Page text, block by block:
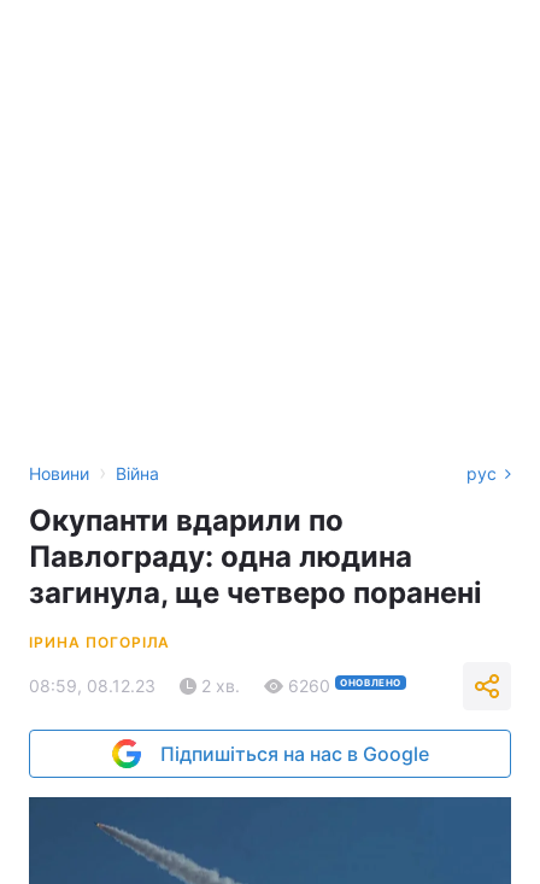
Новини › Війна рус
Окупанти вдарили по
Павлограду: одна людина
загинула, ще четверо поранені
ІРИНА ПОГОРІЛА
08:59, 08.12.23 2 хв. 6260 ОНОВЛЕНО
Підпишіться на нас в Google